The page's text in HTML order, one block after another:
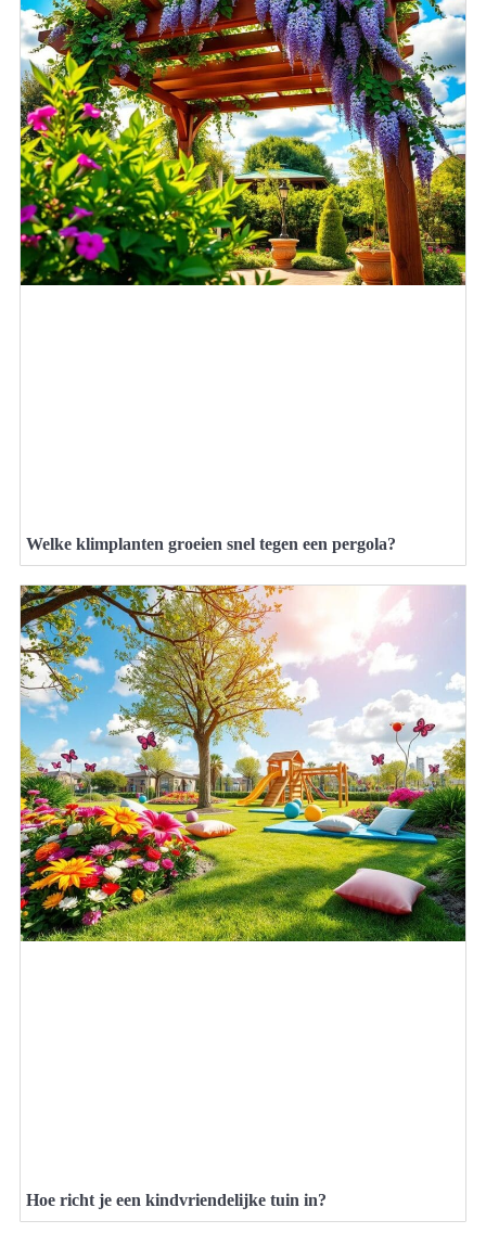
Welke klimplanten groeien snel tegen een pergola?
Hoe richt je een kindvriendelijke tuin in?